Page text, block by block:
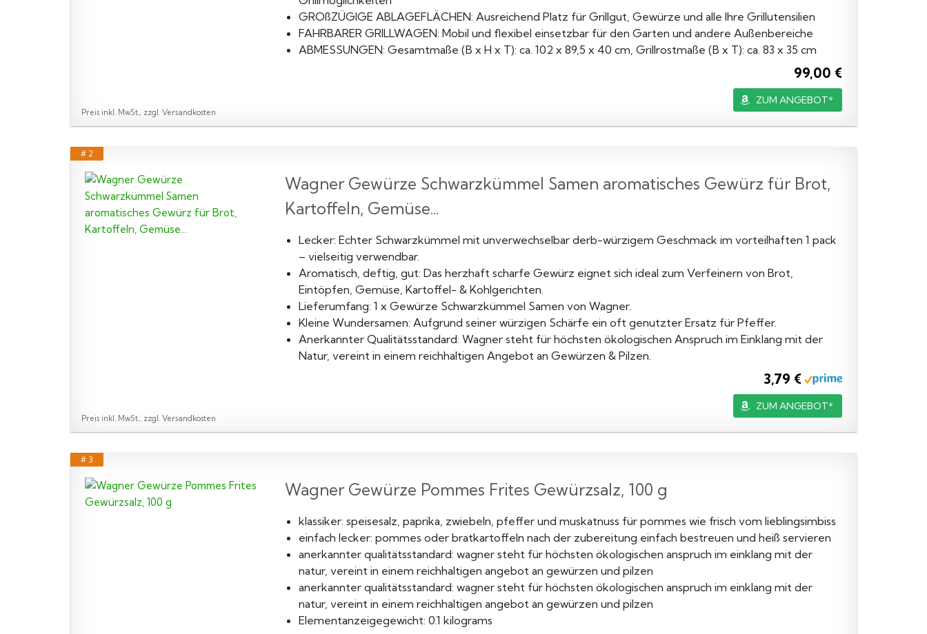
GROßZÜGIGE ABLAGEFLÄCHEN: Ausreichend Platz für Grillgut, Gewürze und alle Ihre Grillutensilien
FAHRBARER GRILLWAGEN: Mobil und flexibel einsetzbar für den Garten und andere Außenbereiche
ABMESSUNGEN: Gesamtmaße (B x H x T): ca. 102 x 89,5 x 40 cm, Grillrostmaße (B x T): ca. 83 x 35 cm
99,00 €
ZUM ANGEBOT*
Preis inkl. MwSt., zzgl. Versandkosten
# 2
Wagner Gewürze Schwarzkümmel Samen aromatisches Gewürz für Brot,
Kartoffeln, Gemüse...
Lecker: Echter Schwarzkümmel mit unverwechselbar derb-würzigem Geschmack im vorteilhaften 1 pack
– vielseitig verwendbar.
Aromatisch, deftig, gut: Das herzhaft scharfe Gewürz eignet sich ideal zum Verfeinern von Brot,
Eintöpfen, Gemüse, Kartoffel- & Kohlgerichten.
Lieferumfang: 1 x Gewürze Schwarzkümmel Samen von Wagner.
Kleine Wundersamen: Aufgrund seiner würzigen Schärfe ein oft genutzter Ersatz für Pfeffer.
Anerkannter Qualitätsstandard: Wagner steht für höchsten ökologischen Anspruch im Einklang mit der
Natur, vereint in einem reichhaltigen Angebot an Gewürzen & Pilzen.
3,79 €
ZUM ANGEBOT*
Preis inkl. MwSt., zzgl. Versandkosten
# 3
Wagner Gewürze Pommes Frites Gewürzsalz, 100 g
klassiker: speisesalz, paprika, zwiebeln, pfeffer und muskatnuss für pommes wie frisch vom lieblingsimbiss
einfach lecker: pommes oder bratkartoffeln nach der zubereitung einfach bestreuen und heiß servieren
anerkannter qualitätsstandard: wagner steht für höchsten ökologischen anspruch im einklang mit der
natur, vereint in einem reichhaltigen angebot an gewürzen und pilzen
anerkannter qualitätsstandard: wagner steht für höchsten ökologischen anspruch im einklang mit der
natur, vereint in einem reichhaltigen angebot an gewürzen und pilzen
Elementanzeigegewicht: 0.1 kilograms